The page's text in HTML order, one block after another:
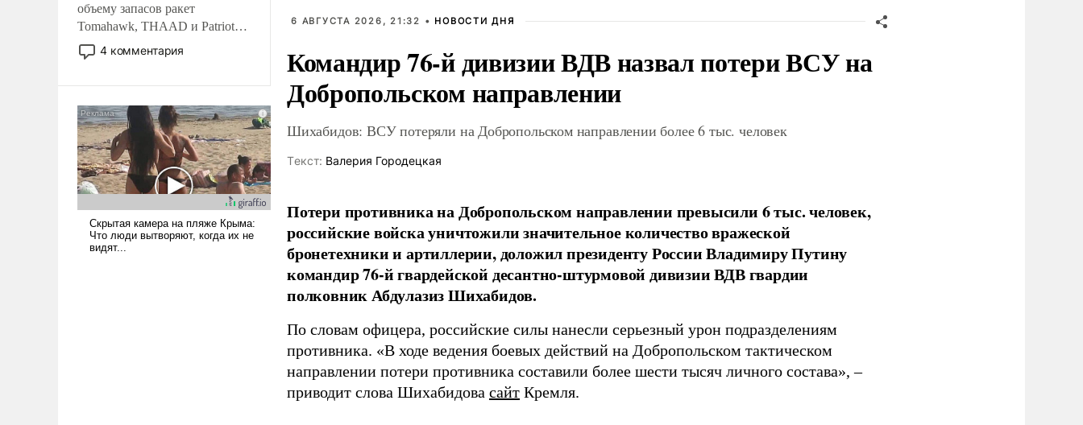
объему запасов ракет
Tomahawk, THAAD и Patriot
США потребуется более трех
лет. Даже небольшая война с
Сложившаяся ситуация
означает многолетний период
уязвимости США, например,
перед Китаем.
4 комментария
6 АВГУСТА 2026, 21:32 • НОВОСТИ ДНЯ
Командир 76-й дивизии ВДВ назвал потери ВСУ на
Добропольском направлении
Шихабидов: ВСУ потеряли на Добропольском направлении более 6 тыс. человек
Tекст: Валерия Городецкая
Потери противника на Добропольском направлении превысили 6 тыс. человек,
российские войска уничтожили значительное количество вражеской
бронетехники и артиллерии, доложил президенту России Владимиру Путину
командир 76-й гвардейской десантно-штурмовой дивизии ВДВ гвардии
полковник Абдулазиз Шихабидов.
По словам офицера, российские силы нанесли серьезный урон подразделениям
противника. «В ходе ведения боевых действий на Добропольском тактическом
направлении потери противника составили более шести тысяч личного состава», –
приводит слова Шихабидова сайт Кремля.